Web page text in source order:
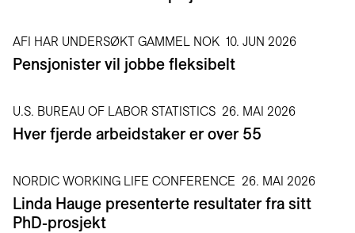
AFI HAR UNDERSØKT GAMMEL NOK 10. JUN 2026
Pensjonister vil jobbe fleksibelt
U.S. BUREAU OF LABOR STATISTICS 26. MAI 2026
Hver fjerde arbeidstaker er over 55
NORDIC WORKING LIFE CONFERENCE 26. MAI 2026
Linda Hauge presenterte resultater fra sitt
PhD-prosjekt